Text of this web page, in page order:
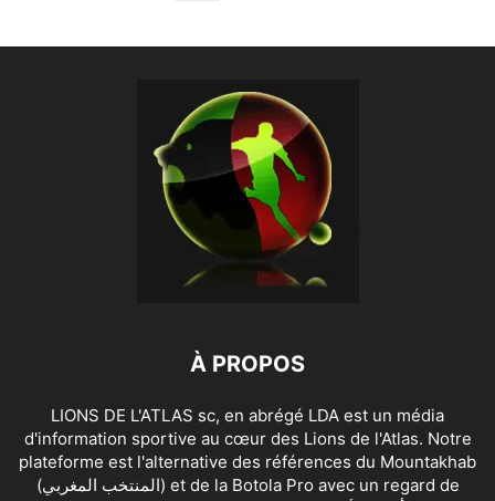
À PROPOS
LIONS DE L'ATLAS sc, en abrégé LDA est un média
d'information sportive au cœur des Lions de l'Atlas. Notre
plateforme est l'alternative des références du Mountakhab
(المنتخب المغربي) et de la Botola Pro avec un regard de